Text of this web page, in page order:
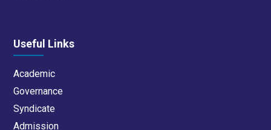
Useful Links
Academic
Governance
Syndicate
Admission